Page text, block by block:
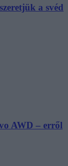
a svéd
AWD – erről